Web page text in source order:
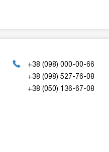
+38 (098) 000-00-66
+38 (098) 527-76-08
+38 (050) 136-67-08